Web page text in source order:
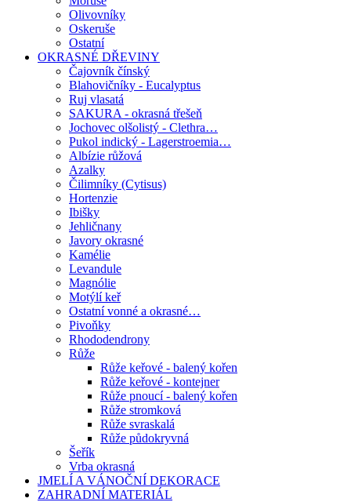
Olivovníky
Oskeruše
Ostatní
OKRASNÉ DŘEVINY
Čajovník čínský
Blahovičníky - Eucalyptus
Ruj vlasatá
SAKURA - okrasná třešeň
Jochovec olšolistý - Clethra…
Pukol indický - Lagerstroemia…
Albízie růžová
Azalky
Čilimníky (Cytisus)
Hortenzie
Ibišky
Jehličnany
Javory okrasné
Kamélie
Levandule
Magnólie
Motýlí keř
Ostatní vonné a okrasné…
Pivoňky
Rhododendrony
Růže
Růže keřové - balený kořen
Růže keřové - kontejner
Růže pnoucí - balený kořen
Růže stromková
Růže svraskalá
Růže půdokryvná
Šeřík
Vrba okrasná
JMELÍ A VÁNOČNÍ DEKORACE
ZAHRADNÍ MATERIÁL